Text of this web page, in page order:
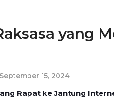
yang
September 15, 2024
Rapat ke Jantung